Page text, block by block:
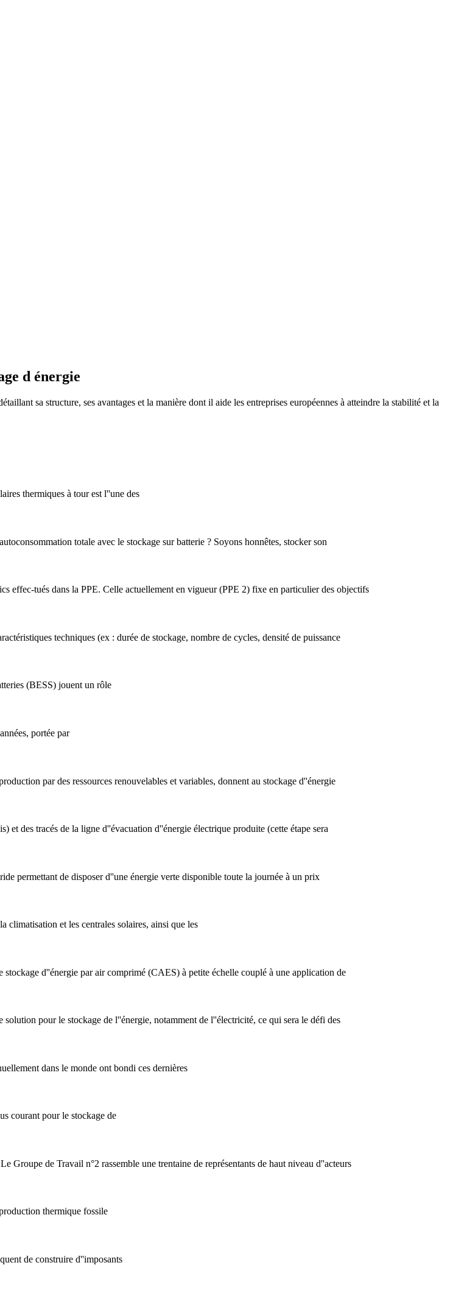
d énergie
sa structure, ses avantages et la manière dont il aide les entreprises européennes à atteindre la stabilité et la
thermiques à tour est l''une des
totale avec le stockage sur batterie ? Soyons honnêtes, stocker son
effec-tués dans la PPE. Celle actuellement en vigueur (PPE 2) fixe en particulier des objectifs
techniques (ex : durée de stockage, nombre de cycles, densité de puissance
(BESS) jouent un rôle
portée par
par des ressources renouvelables et variables, donnent au stockage d''énergie
et des tracés de la ligne d''évacuation d''énergie électrique produite (cette étape sera
permettant de disposer d''une énergie verte disponible toute la journée à un prix
climatisation et les centrales solaires, ainsi que les
d''énergie par air comprimé (CAES) à petite échelle couplé à une application de
pour le stockage de l''énergie, notamment de l''électricité, ce qui sera le défi des
dans le monde ont bondi ces dernières
courant pour le stockage de
Groupe de Travail n°2 rassemble une trentaine de représentants de haut niveau d''acteurs
thermique fossile
de construire d''imposants